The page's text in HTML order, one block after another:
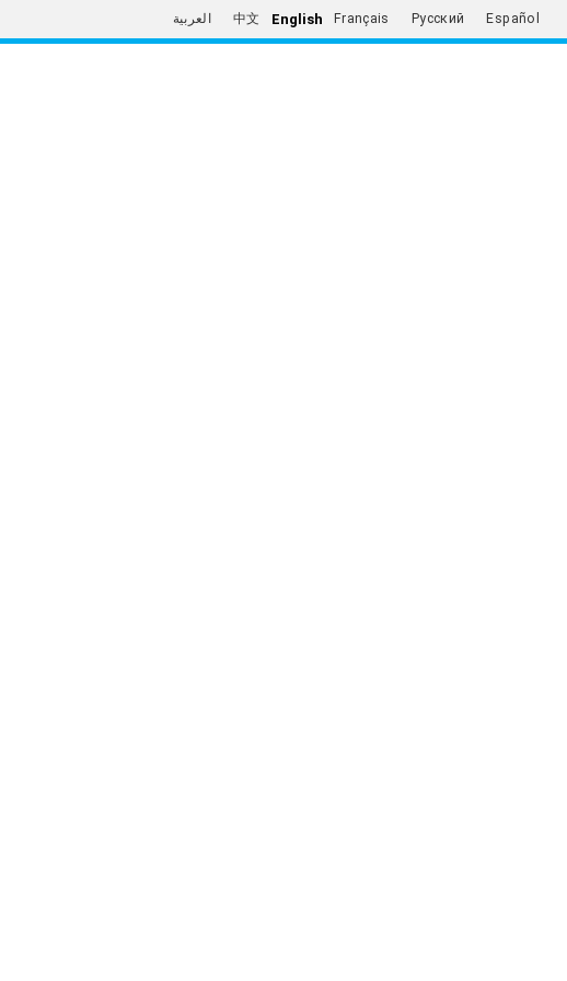
العربية 中文 English Français Русский Español